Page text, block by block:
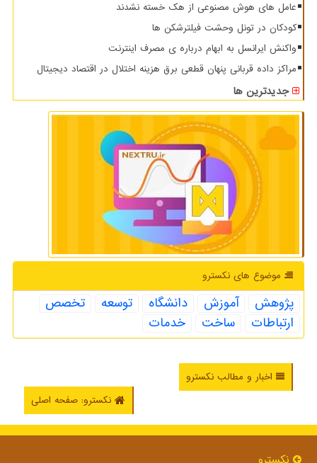
عامل های هوش مصنوعی از هک خسته نشدند
کودکان در تونل وحشت فیلترشکن ها
واکنش ایرانسل به ابهام درباره ی مصرف اینترنت
مراکز داده قربانی پنهان قطعی برق هزینه اختلال در اقتصاد دیجیتال
جدیدترین ها
موضوع های نكسترو
پژوهش آموزش دانشگاه توسعه
تخصص
ارتباطات
ساخت خدمات
اخبار و مطالب نکسترو
نکسترو: صفحه اصلی